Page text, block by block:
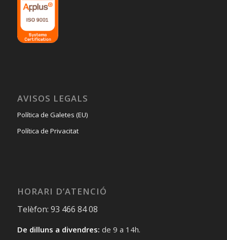
AVISOS LEGALS
Política de Galetes (EU)
Política de Privacitat
HORARI D’ATENCIÓ
Telèfon: 93 466 84 08
De dilluns a divendres: de 9 a 14h.